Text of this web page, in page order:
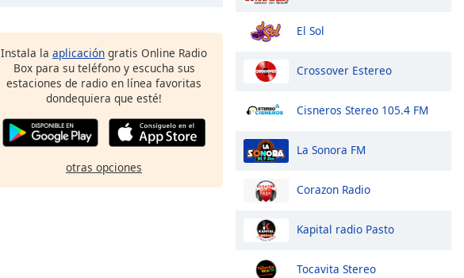
Instala la aplicación gratis Online Radio
Box para su teléfono y escucha sus
estaciones de radio en línea favoritas
dondequiera que esté!
otras opciones
El Sol
Crossover Estereo
Cisneros Stereo 105.4 FM
La Sonora FM
Corazon Radio
Kapital radio Pasto
Tocavita Stereo